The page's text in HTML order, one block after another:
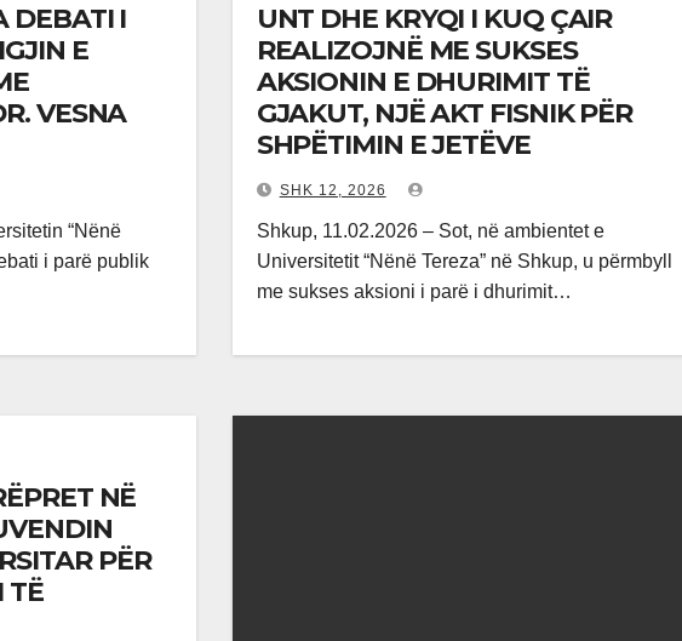
DEBATI I
E
VESNA
“Nënë
i parë publik
UNT DHE KRYQI I KUQ ÇAIR
REALIZOJNË ME SUKSES
AKSIONIN E DHURIMIT TË
GJAKUT, NJË AKT FISNIK PËR
SHPËTIMIN E JETËVE
SHK 12, 2026
Shkup, 11.02.2026 – Sot, në ambientet e
Universitetit “Nënë Tereza” në Shkup, u përmbyll
me sukses aksioni i parë i dhurimit…
NË
PËR
TË